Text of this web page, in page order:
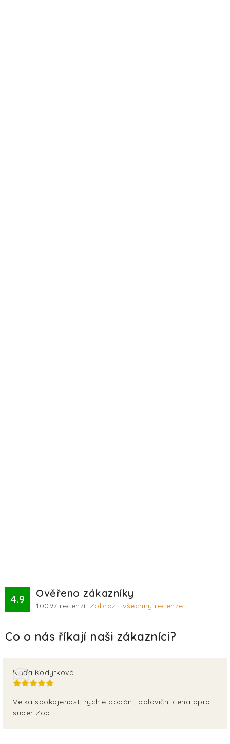
4.9 Ověřeno zákazníky
10097 recenzí. Zobrazit všechny recenze
Naďa Kodytková
Velká spokojenost, rychlé dodání, poloviční cena oproti
super Zoo.